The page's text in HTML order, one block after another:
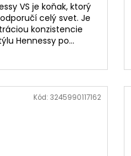
VS je koňak, ktorý
celý svet. Je
konzistencie
Hennessy po...
Kód: 3245990117162